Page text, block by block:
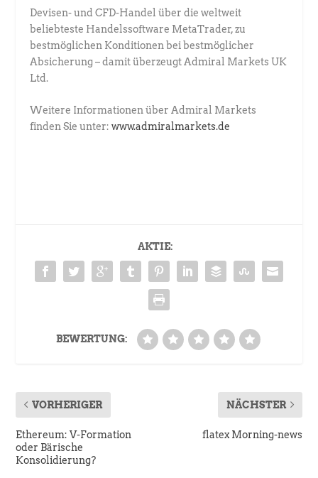
Devisen- und CFD-Handel über die weltweit
beliebteste Handelssoftware MetaTrader, zu
bestmöglichen Konditionen bei bestmöglicher
Absicherung – damit überzeugt Admiral Markets UK
Ltd.
Weitere Informationen über Admiral Markets
finden Sie unter:www.admiralmarkets.de
AKTIE:
BEWERTUNG:
VORHERIGER
Ethereum: V-Formation
oder Bärische
Konsolidierung?
NÄCHSTER
flatex Morning-news